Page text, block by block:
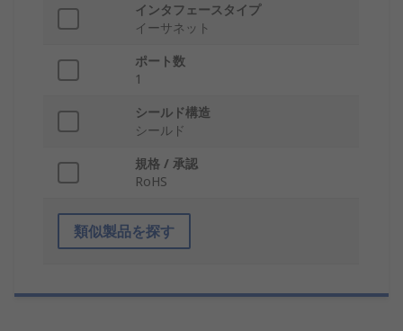
インタフェースタイプ
イーサネット
ポート数
1
シールド構造
シールド
規格 / 承認
RoHS
類似製品を探す